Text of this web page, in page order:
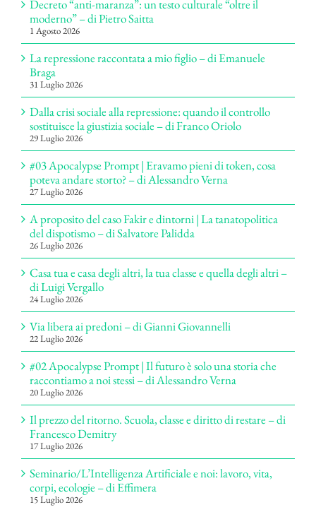
Decreto “anti-maranza”: un testo culturale “oltre il
moderno” – di Pietro Saitta
1 Agosto 2026
La repressione raccontata a mio figlio – di Emanuele
Braga
31 Luglio 2026
Dalla crisi sociale alla repressione: quando il controllo
sostituisce la giustizia sociale – di Franco Oriolo
29 Luglio 2026
#03 Apocalypse Prompt | Eravamo pieni di token, cosa
poteva andare storto? – di Alessandro Verna
27 Luglio 2026
A proposito del caso Fakir e dintorni | La tanatopolitica
del dispotismo – di Salvatore Palidda
26 Luglio 2026
Casa tua e casa degli altri, la tua classe e quella degli altri –
di Luigi Vergallo
24 Luglio 2026
Via libera ai predoni – di Gianni Giovannelli
22 Luglio 2026
#02 Apocalypse Prompt | Il futuro è solo una storia che
raccontiamo a noi stessi – di Alessandro Verna
20 Luglio 2026
Il prezzo del ritorno. Scuola, classe e diritto di restare – di
Francesco Demitry
17 Luglio 2026
Seminario/L’Intelligenza Artificiale e noi: lavoro, vita,
corpi, ecologie – di Effimera
15 Luglio 2026